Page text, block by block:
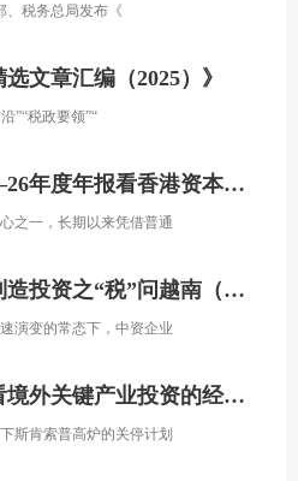
、税务总局发布《
文章汇编（2025）》
”“税政要领”“
报看香港资本市场发展的新方向
之一，长期以来凭借普通
资之“税”问越南（上）
演变的常态下，中资企业
键产业投资的经营处置权风险
斯肯索普高炉的关停计划